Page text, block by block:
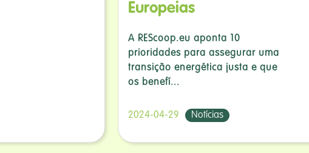
Europeias
A REScoop.eu aponta 10
prioridades para assegurar uma
transição energética justa e que
os benefí...
2024-04-29 Notícias